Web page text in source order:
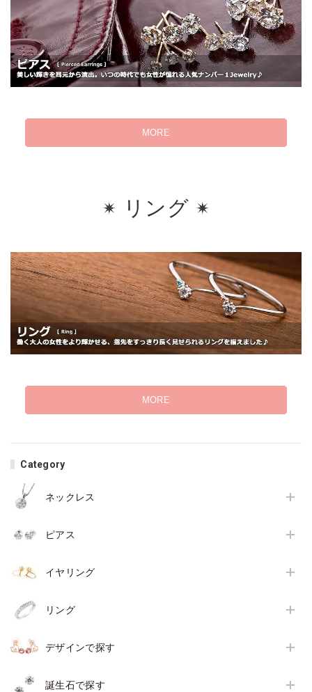
Category
ネックレス
ピアス
イヤリング
リング
デザインで探す
誕生石で探す
MORE
リング
MORE